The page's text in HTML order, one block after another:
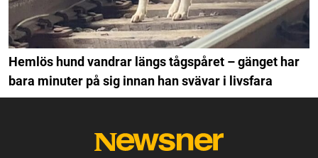
Hemlös hund vandrar längs tågspåret – gänget har
bara minuter på sig innan han svävar i livsfara